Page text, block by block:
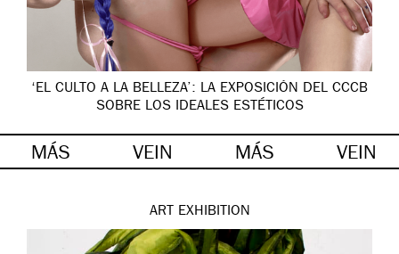
‘EL CULTO A LA BELLEZA’: LA EXPOSICIÓN DEL CCCB
SOBRE LOS IDEALES ESTÉTICOS
MÁS VEIN MÁS VEIN
ART EXHIBITION